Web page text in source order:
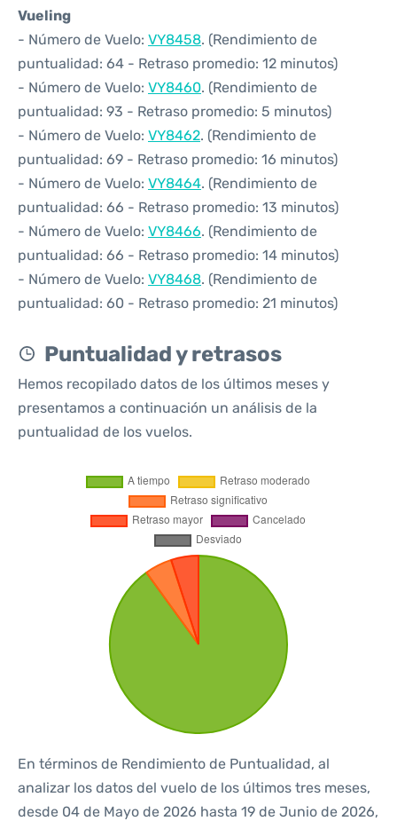
Vueling
- Número de Vuelo: VY8458. (Rendimiento de
puntualidad: 64 - Retraso promedio: 12 minutos)
- Número de Vuelo: VY8460. (Rendimiento de
puntualidad: 93 - Retraso promedio: 5 minutos)
- Número de Vuelo: VY8462. (Rendimiento de
puntualidad: 69 - Retraso promedio: 16 minutos)
- Número de Vuelo: VY8464. (Rendimiento de
puntualidad: 66 - Retraso promedio: 13 minutos)
- Número de Vuelo: VY8466. (Rendimiento de
puntualidad: 66 - Retraso promedio: 14 minutos)
- Número de Vuelo: VY8468. (Rendimiento de
puntualidad: 60 - Retraso promedio: 21 minutos)
Puntualidad y retrasos
Hemos recopilado datos de los últimos meses y
presentamos a continuación un análisis de la
puntualidad de los vuelos.
En términos de Rendimiento de Puntualidad, al
analizar los datos del vuelo de los últimos tres meses,
desde 04 de Mayo de 2026 hasta 19 de Junio de 2026,